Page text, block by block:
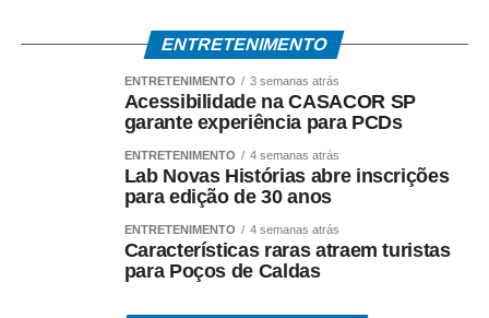
ENTRETENIMENTO
ENTRETENIMENTO 3 semanas atrás
Acessibilidade na CASACOR SP
garante experiência para PCDs
ENTRETENIMENTO 4 semanas atrás
Lab Novas Histórias abre inscrições
para edição de 30 anos
ENTRETENIMENTO 4 semanas atrás
Características raras atraem turistas
para Poços de Caldas